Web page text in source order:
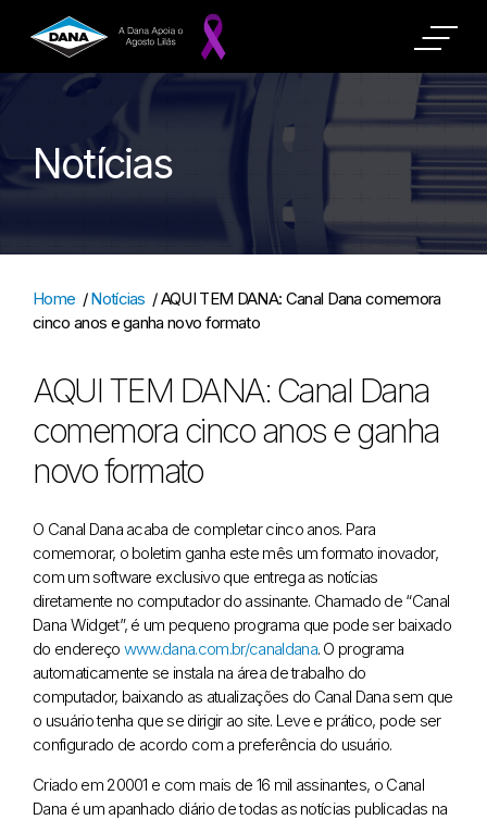
Notícias
Home /Notícias /AQUI TEM DANA: Canal Dana comemora
cinco anos e ganha novo formato
AQUI TEM DANA: Canal Dana
comemora cinco anos e ganha
novo formato
O Canal Dana acaba de completar cinco anos. Para
comemorar, o boletim ganha este mês um formato inovador,
com um software exclusivo que entrega as notícias
diretamente no computador do assinante. Chamado de “Canal
Dana Widget”, é um pequeno programa que pode ser baixado
do endereço www.dana.com.br/canaldana. O programa
automaticamente se instala na área de trabalho do
computador, baixando as atualizações do Canal Dana sem que
o usuário tenha que se dirigir ao site. Leve e prático, pode ser
configurado de acordo com a preferência do usuário.
Criado em 20001 e com mais de 16 mil assinantes, o Canal
Dana é um apanhado diário de todas as notícias publicadas na